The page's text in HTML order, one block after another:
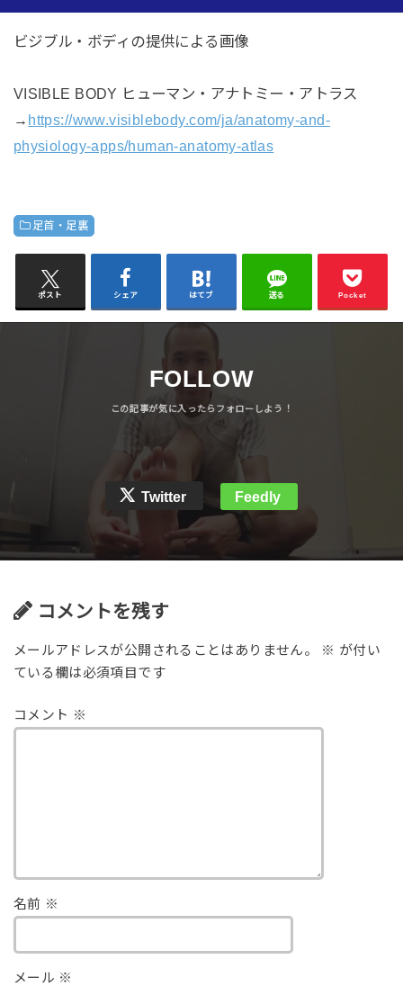
ビジブル・ボディの提供による画像
VISIBLE BODY ヒューマン・アナトミー・アトラス
→ https://www.visiblebody.com/ja/anatomy-and-
physiology-apps/human-anatomy-atlas
足首・足裏
ポスト シェア はてブ 送る Pocket
FOLLOW
Twitter Feedly
コメントを残す
メールアドレスが公開されることはありません。 ※ が付い
ている欄は必須項目です
コメント ※
名前 ※
メール ※